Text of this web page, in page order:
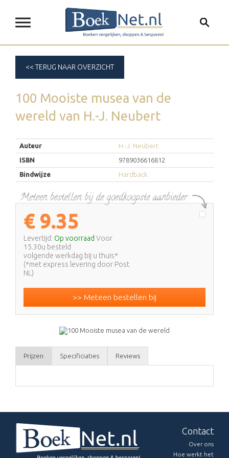
<< TERUG NAAR OVERZICHT
100 Mooiste musea van de
wereld van H.-J. Neubert
Auteur
H.-J. Neubert
ISBN
9789036616812
Bindwijze
Hardback
€ 9.35
Levertijd: Op voorraad Voor
15.30u besteld
volgende werkdag bij u thuis*
(*met express levering door Post
NL)
>> Meteen bestellen bij
Prijzen Specificiaties Reviews
Contact
Over ons
Hoe werkt het